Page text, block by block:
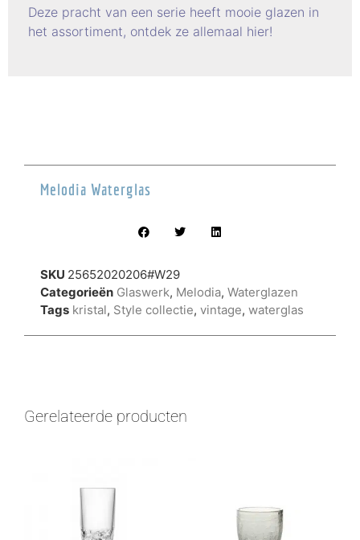
Deze pracht van een serie heeft mooie glazen in
het assortiment, ontdek ze allemaal hier!
Melodia Waterglas
SKU 25652020206#W29
Categorieën Glaswerk, Melodia, Waterglazen
Tags kristal, Style collectie, vintage, waterglas
Gerelateerde producten